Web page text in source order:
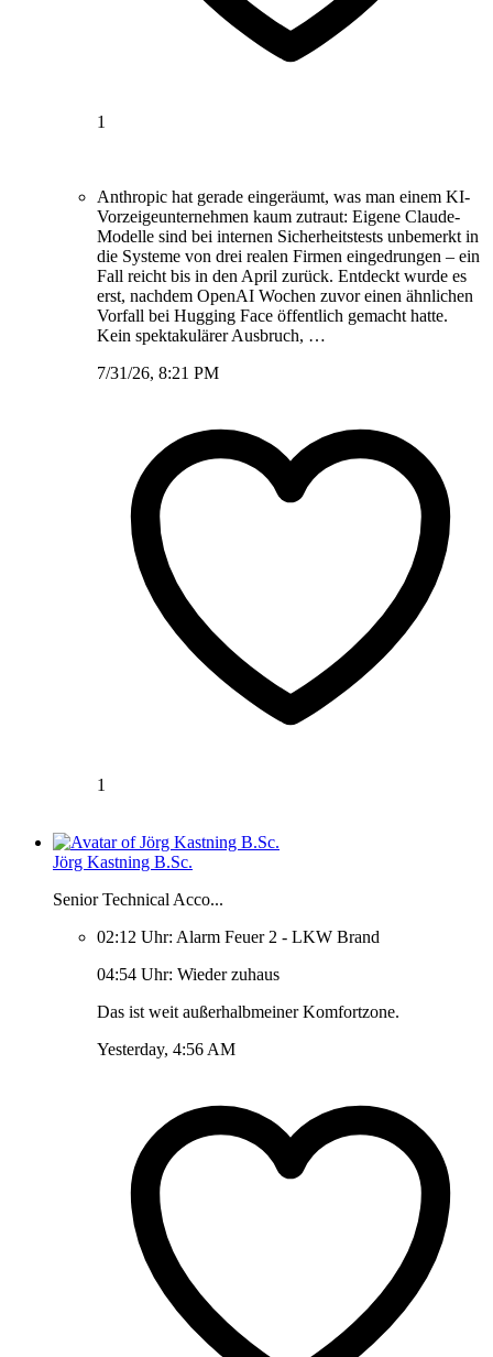
1
Anthropic hat gerade eingeräumt, was man einem KI-
Vorzeigeunternehmen kaum zutraut: Eigene Claude-
Modelle sind bei internen Sicherheitstests unbemerkt in
die Systeme von drei realen Firmen eingedrungen – ein
Fall reicht bis in den April zurück. Entdeckt wurde es
erst, nachdem OpenAI Wochen zuvor einen ähnlichen
Vorfall bei Hugging Face öffentlich gemacht hatte.
Kein spektakulärer Ausbruch, …
7/31/26, 8:21 PM
1
Jörg Kastning B.Sc.
Senior Technical Acco...
02:12 Uhr: Alarm Feuer 2 - LKW Brand
04:54 Uhr: Wieder zuhaus
Das ist weit außerhalbmeiner Komfortzone.
Yesterday, 4:56 AM